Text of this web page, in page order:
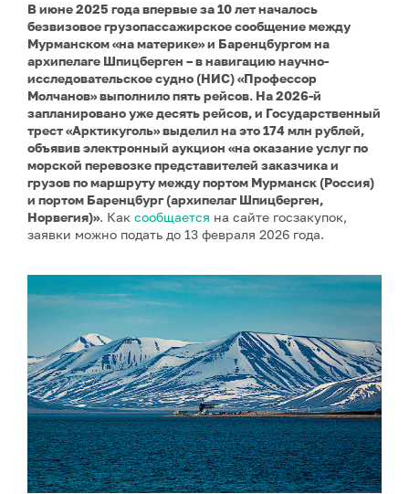
В июне 2025 года впервые за 10 лет началось
безвизовое грузопассажирское сообщение между
Мурманском «на материке» и Баренцбургом на
архипелаге Шпицберген – в навигацию научно-
исследовательское судно (НИС) «Профессор
Молчанов» выполнило пять рейсов. На 2026-й
запланировано уже десять рейсов, и Государственный
трест «Арктикуголь» выделил на это 174 млн рублей,
объявив электронный аукцион «на оказание услуг по
морской перевозке представителей заказчика и
грузов по маршруту между портом Мурманск (Россия)
и портом Баренцбург (архипелаг Шпицберген,
Норвегия)». Как сообщается на сайте госзакупок,
заявки можно подать до 13 февраля 2026 года.